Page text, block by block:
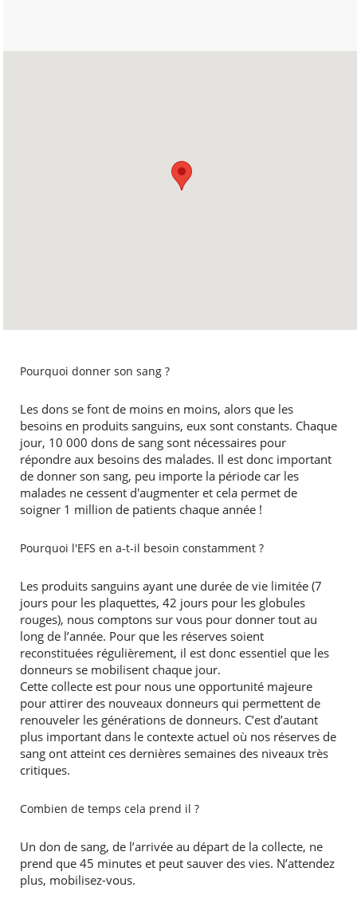
Pourquoi donner son sang ?
Les dons se font de moins en moins, alors que les
besoins en produits sanguins, eux sont constants. Chaque
jour, 10 000 dons de sang sont nécessaires pour
répondre aux besoins des malades. Il est donc important
de donner son sang, peu importe la période car les
malades ne cessent d'augmenter et cela permet de
soigner 1 million de patients chaque année !
Pourquoi l'EFS en a-t-il besoin constamment ?
Les produits sanguins ayant une durée de vie limitée (7
jours pour les plaquettes, 42 jours pour les globules
rouges), nous comptons sur vous pour donner tout au
long de l’année. Pour que les réserves soient
reconstituées régulièrement, il est donc essentiel que les
donneurs se mobilisent chaque jour.
Cette collecte est pour nous une opportunité majeure
pour attirer des nouveaux donneurs qui permettent de
renouveler les générations de donneurs. C’est d’autant
plus important dans le contexte actuel où nos réserves de
sang ont atteint ces dernières semaines des niveaux très
critiques.
Combien de temps cela prend il ?
Un don de sang, de l’arrivée au départ de la collecte, ne
prend que 45 minutes et peut sauver des vies. N’attendez
plus, mobilisez-vous.